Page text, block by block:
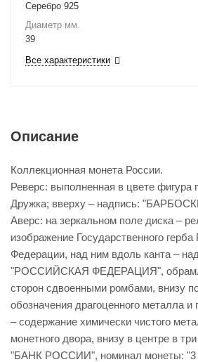
Серебро 925
Диаметр мм.
39
Все характеристики
Описание
Коллекционная монета России.
Реверс: выполненная в цвете фигура
Дружка; вверху – надпись:
Аверс: на зеркальном поле диска –
изображение Государственного герба
Федерации, над ним вдоль канта –
"РОССИЙСКАЯ ФЕДЕРАЦИЯ",
сторон сдвоенными ромбами, внизу
обозначения драгоценного металла
– содержание химически чистого
монетного двора, внизу в центре в
"БАНК РОССИИ", номинал монеты: "3